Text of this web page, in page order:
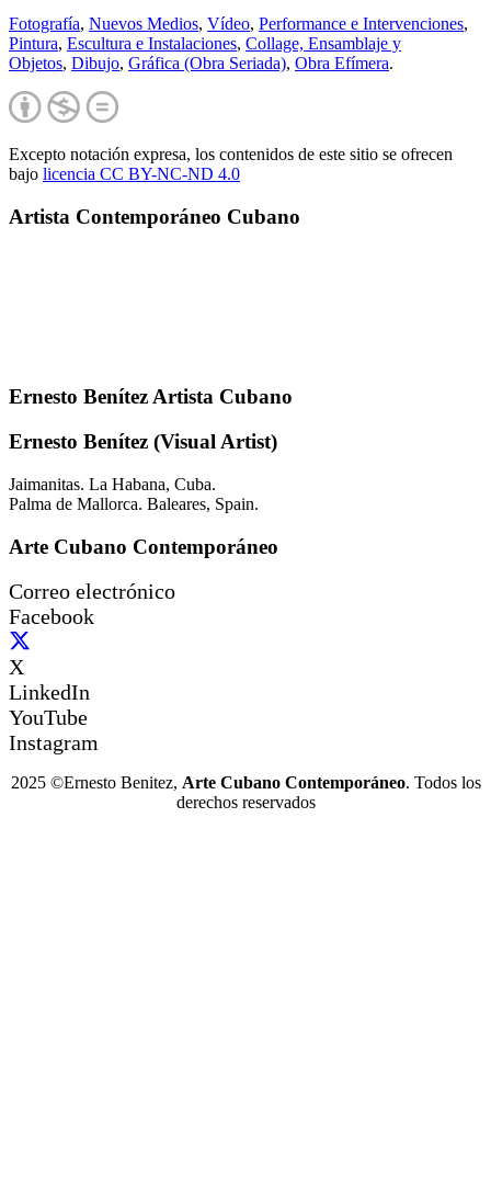
Fotografía, Nuevos Medios, Vídeo, Performance e Intervenciones,
Pintura, Escultura e Instalaciones, Collage, Ensamblaje y
Objetos, Dibujo, Gráfica (Obra Seriada), Obra Efímera.
Excepto notación expresa, los contenidos de este sitio se ofrecen
bajo licencia CC BY-NC-ND 4.0
Artista Contemporáneo Cubano
Ernesto Benítez Artista Cubano
Ernesto Benítez (Visual Artist)
Jaimanitas. La Habana, Cuba.
Palma de Mallorca. Baleares, Spain.
Arte Cubano Contemporáneo
Correo electrónico
Facebook
X
LinkedIn
YouTube
Instagram
2025 ©Ernesto Benitez, Arte Cubano Contemporáneo. Todos los
derechos reservados